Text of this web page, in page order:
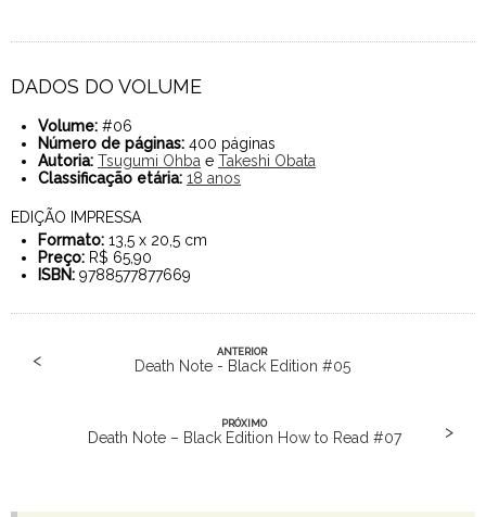
DADOS DO VOLUME
Volume: #06
Número de páginas: 400 páginas
Autoria: Tsugumi Ohba e Takeshi Obata
Classificação etária: 18 anos
EDIÇÃO IMPRESSA
Formato: 13,5 x 20,5 cm
Preço: R$ 65,90
ISBN: 9788577877669
< ANTERIOR
Death Note - Black Edition #05
PRÓXIMO
Death Note – Black Edition How to Read #07 >